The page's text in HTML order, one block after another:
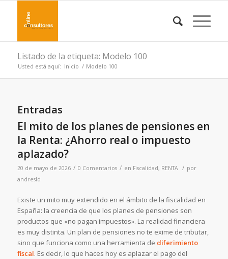
Listado de la etiqueta: Modelo 100
Usted está aquí: Inicio / Modelo 100
Entradas
El mito de los planes de pensiones en
la Renta: ¿Ahorro real o impuesto
aplazado?
20 de mayo de 2026 / 0 Comentarios / en Fiscalidad, RENTA / por
andresld
Existe un mito muy extendido en el ámbito de la fiscalidad en
España: la creencia de que los planes de pensiones son
productos que «no pagan impuestos». La realidad financiera
es muy distinta. Un plan de pensiones no te exime de tributar,
sino que funciona como una herramienta de diferimiento
fiscal. Es decir, lo que haces hoy es aplazar el pago del